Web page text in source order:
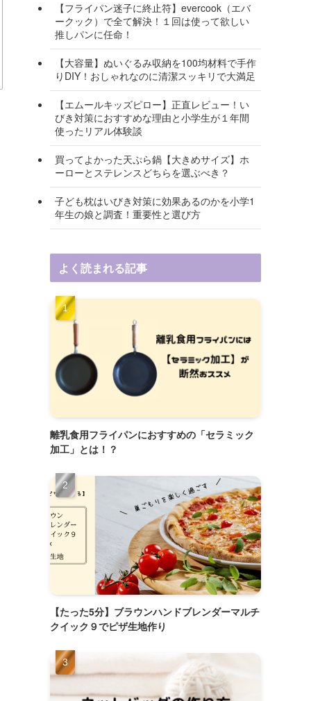
【フライパン迷子に終止符】evercook（エバ
ークック）で全て解決！１回は使って欲しい
推しパンに任命！
【大容量】ぬいぐるみ収納を100均材料で手作
りDIY！おしゃれなのに清潔スッキリで大満足
【エムールキッズピロー】正直レビュー！い
びき対策におすすめな理由と小学生が１年間
使ったリアル体験談
買ってよかった天ぷら鍋【大きめサイズ】ホ
ーローとステレンスどちらを選ぶべき？
子ども枕はいびき対策に効果あるのかを小学1
年生の娘と調査！重要性と選び方
よく読まれる記事
離乳食用フライパンにおすすめの「セラミック
加工」とは！？
【たった5分】ブラウンハンドブレンダーマルチ
クイック９でピザ生地作り